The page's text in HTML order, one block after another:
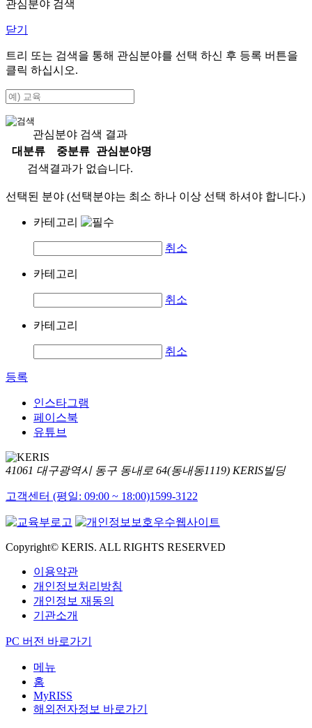
관심분야 검색
닫기
트리 또는 검색을 통해 관심분야를 선택 하신 후 등록 버튼을
클릭 하십시오.
관심분야 검색 결과
대분류
중분류
관심분야명
검색결과가 없습니다.
선택된 분야 (선택분야는 최소 하나 이상 선택 하셔야 합니다.)
카테고리
취소
카테고리
취소
카테고리
취소
등록
인스타그램
페이스북
유튜브
41061 대구광역시 동구 동내로 64(동내동1119) KERIS빌딩
고객센터 (평일: 09:00 ~ 18:00)1599-3122
Copyright© KERIS. ALL RIGHTS RESERVED
이용약관
개인정보처리방침
개인정보 재동의
기관소개
PC 버전 바로가기
메뉴
홈
MyRISS
해외전자정보 바로가기